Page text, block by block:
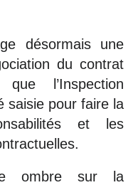
désormais une
du contrat
l’Inspection
saisie pour faire la
et les
ombre sur la